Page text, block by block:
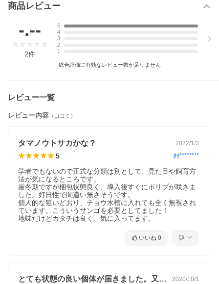
商品レビュー
-.--
2件
5
4
3
2
1
総合評価に有効なレビュー数が足りません
レビュー一覧
レビュー内容 （口コミ）
タマノウトサカかな？ 2022/1/3
5 jis********
学者でもないので正式な分類は別として、見た目や飼育方
法が気になるところです。
厳冬期ですが梱包状態良く、導入後すぐにポリプが咲きま
した。好日性で間違い無さそうです。
個人的な狙いどおり、チョウ水槽に入れても全く無視され
ています。こういうサンゴを必要としてました！
地味だけどカタチは良く、気に入ってます。
いいね 0
とても状態の良い個体が届きました。又、… 2020/10/1